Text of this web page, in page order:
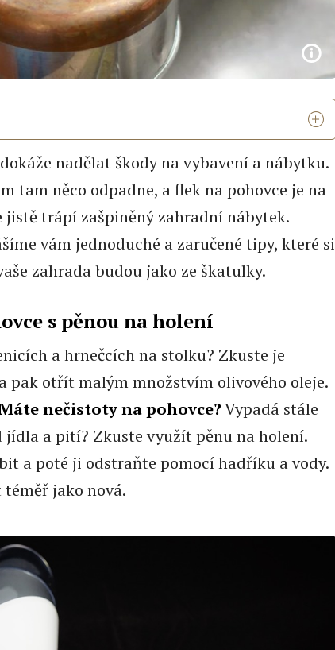
nadělat škody na vybavení a nábytku.
tam něco odpadne, a flek na pohovce je na
jistě trápí zašpiněný zahradní nábytek.
vám jednoduché a zaručené tipy, které si
zahrada budou jako ze škatulky.
s pěnou na holení
a hrnečcích na stolku? Zkuste je
pak otřít malým množstvím olivového oleje.
nečistoty na pohovce?Vypadá stále
jídla a pití? Zkuste využít pěnu na holení.
a poté ji odstraňte pomocí hadříku a vody.
téměř jako nová.